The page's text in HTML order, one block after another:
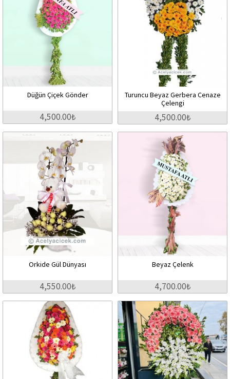
Düğün Çiçek Gönder
4,500.00₺
Turuncu Beyaz Gerbera Cenaze
Çelengi
4,500.00₺
Orkide Gül Dünyası
4,550.00₺
Beyaz Çelenk
4,700.00₺